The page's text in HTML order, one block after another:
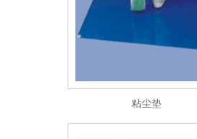
粘尘垫